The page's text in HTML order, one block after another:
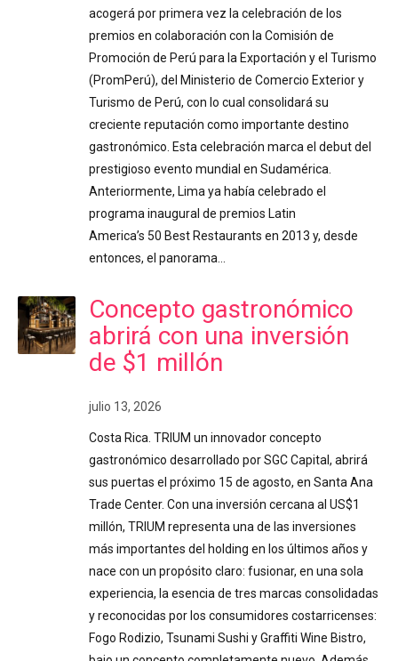
acogerá por primera vez la celebración de los
premios en colaboración con la Comisión de
Promoción de Perú para la Exportación y el Turismo
(PromPerú), del Ministerio de Comercio Exterior y
Turismo de Perú, con lo cual consolidará su
creciente reputación como importante destino
gastronómico. Esta celebración marca el debut del
prestigioso evento mundial en Sudamérica.
Anteriormente, Lima ya había celebrado el
programa inaugural de premios Latin
America’s 50 Best Restaurants en 2013 y, desde
entonces, el panorama…
Concepto gastronómico
abrirá con una inversión
de $1 millón
julio 13, 2026
Costa Rica. TRIUM un innovador concepto
gastronómico desarrollado por SGC Capital, abrirá
sus puertas el próximo 15 de agosto, en Santa Ana
Trade Center. Con una inversión cercana al US$1
millón, TRIUM representa una de las inversiones
más importantes del holding en los últimos años y
nace con un propósito claro: fusionar, en una sola
experiencia, la esencia de tres marcas consolidadas
y reconocidas por los consumidores costarricenses:
Fogo Rodizio, Tsunami Sushi y Graffiti Wine Bistro,